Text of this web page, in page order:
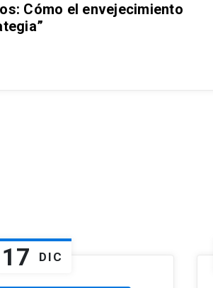
Cómo el envejecimiento
17 DIC